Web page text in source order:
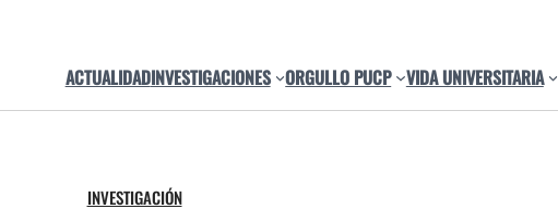
ACTUALIDADINVESTIGACIONES ORGULLO PUCP VIDA UNIVERSITARIA
INVESTIGACIÓN